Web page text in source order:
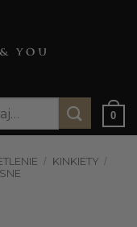
0
/ KINKIETY /